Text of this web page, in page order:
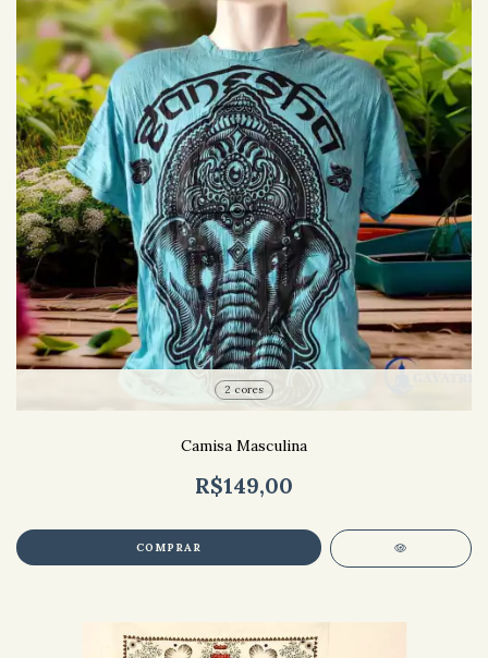
2 cores
Camisa Masculina
R$149,00
COMPRAR